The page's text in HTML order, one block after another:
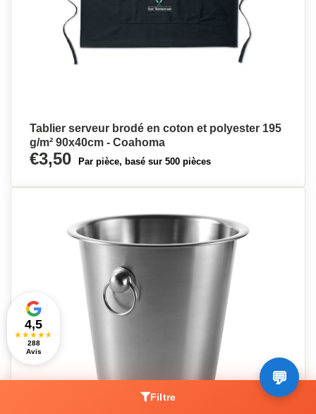
Tablier serveur brodé en coton et polyester 195
g/m² 90x40cm - Coahoma
€3,50 Par pièce, basé sur 500 pièces
Filtre
4,5
★★★★★
288
Avis